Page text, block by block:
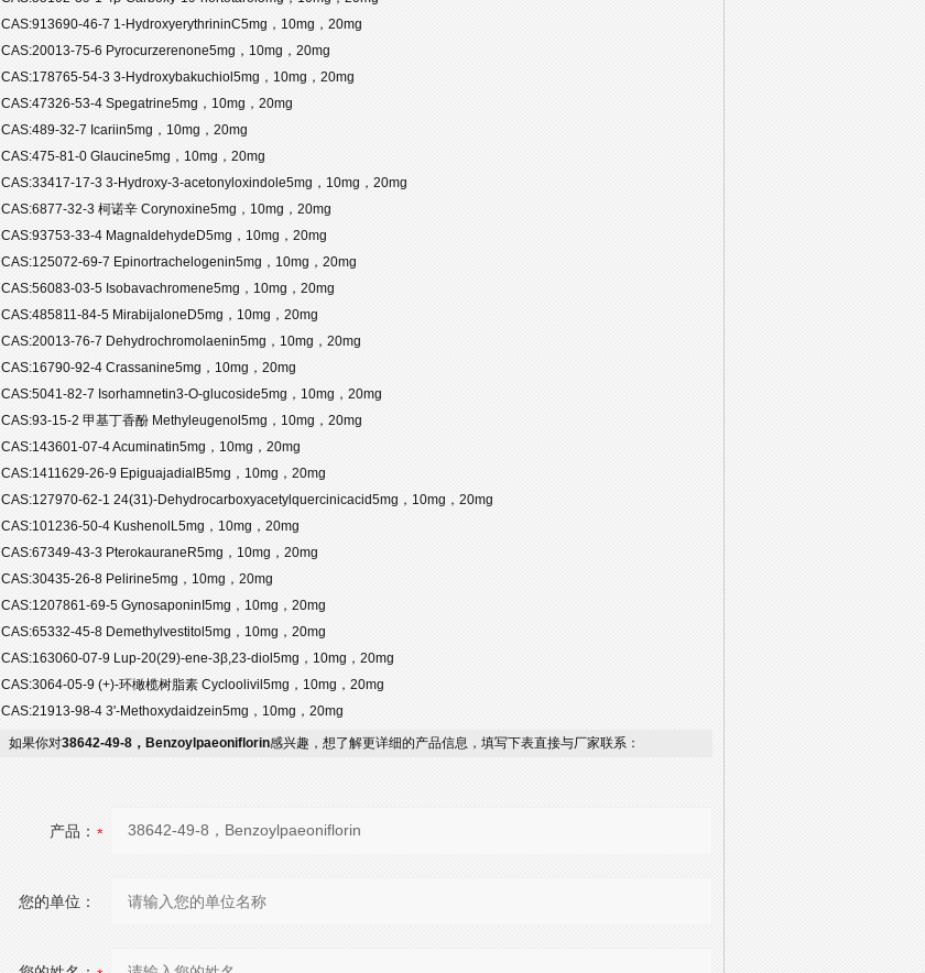
CAS:913690-46-7 1-HydroxyerythrininC5mg，10mg，20mg
CAS:20013-75-6 Pyrocurzerenone5mg，10mg，20mg
CAS:178765-54-3 3-Hydroxybakuchiol5mg，10mg，20mg
CAS:47326-53-4 Spegatrine5mg，10mg，20mg
CAS:489-32-7 Icariin5mg，10mg，20mg
CAS:475-81-0 Glaucine5mg，10mg，20mg
CAS:33417-17-3 3-Hydroxy-3-acetonyloxindole5mg，10mg，20mg
CAS:6877-32-3 柯诺辛 Corynoxine5mg，10mg，20mg
CAS:93753-33-4 MagnaldehydeD5mg，10mg，20mg
CAS:125072-69-7 Epinortrachelogenin5mg，10mg，20mg
CAS:56083-03-5 Isobavachromene5mg，10mg，20mg
CAS:485811-84-5 MirabijaloneD5mg，10mg，20mg
CAS:20013-76-7 Dehydrochromolaenin5mg，10mg，20mg
CAS:16790-92-4 Crassanine5mg，10mg，20mg
CAS:5041-82-7 Isorhamnetin3-O-glucoside5mg，10mg，20mg
CAS:93-15-2 甲基丁香酚 Methyleugenol5mg，10mg，20mg
CAS:143601-07-4 Acuminatin5mg，10mg，20mg
CAS:1411629-26-9 EpiguajadialB5mg，10mg，20mg
CAS:127970-62-1 24(31)-Dehydrocarboxyacetylquercinicacid5mg，10mg，20mg
CAS:101236-50-4 KushenolL5mg，10mg，20mg
CAS:67349-43-3 PterokauraneR5mg，10mg，20mg
CAS:30435-26-8 Pelirine5mg，10mg，20mg
CAS:1207861-69-5 GynosaponinI5mg，10mg，20mg
CAS:65332-45-8 Demethylvestitol5mg，10mg，20mg
CAS:163060-07-9 Lup-20(29)-ene-3β,23-diol5mg，10mg，20mg
CAS:3064-05-9 (+)-环橄榄树脂素 Cycloolivil5mg，10mg，20mg
CAS:21913-98-4 3'-Methoxydaidzein5mg，10mg，20mg
如果你对38642-49-8，Benzoylpaeoniflorin感兴趣，想了解更详细的产品信息，填写下表直接与厂家联系：
产品：
您的单位：